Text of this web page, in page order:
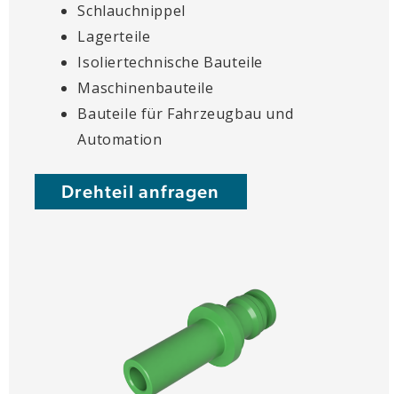
Schlauchnippel
Lagerteile
Isoliertechnische Bauteile
Maschinenbauteile
Bauteile für Fahrzeugbau und
Automation
Drehteil anfragen